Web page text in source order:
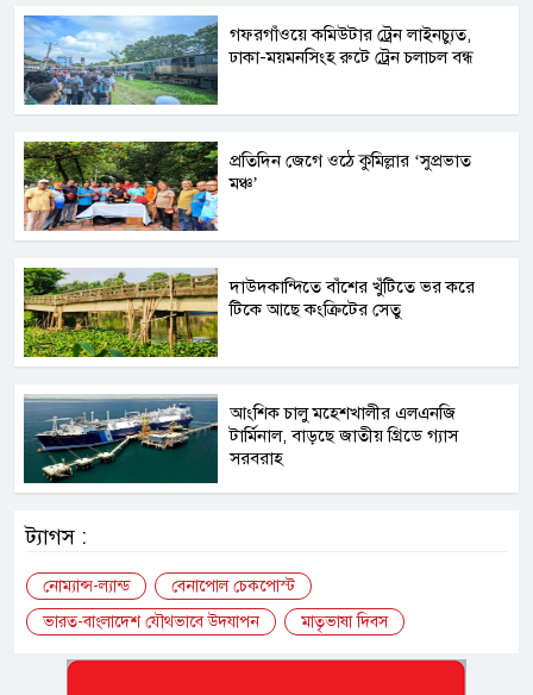
গফরগাঁওয়ে কমিউটার ট্রেন লাইনচ্যুত,
ঢাকা-ময়মনসিংহ রুটে ট্রেন চলাচল বন্ধ
প্রতিদিন জেগে ওঠে কুমিল্লার ‘সুপ্রভাত
মঞ্চ’
দাউদকান্দিতে বাঁশের খুঁটিতে ভর করে
টিকে আছে কংক্রিটের সেতু
আংশিক চালু মহেশখালীর এলএনজি
টার্মিনাল, বাড়ছে জাতীয় গ্রিডে গ্যাস
সরবরাহ
ট্যাগস :
নোম্যান্স-ল্যান্ড
বেনাপোল চেকপোস্ট
ভারত-বাংলাদেশ যৌথভাবে উদযাপন
মাতৃভাষা দিবস